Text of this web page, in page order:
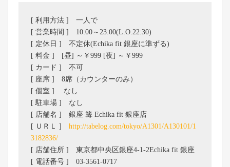
[ 利用方法 ] 一人で
[ 営業時間 ] 10:00～23:00(L.O.22:30)
[ 定休日 ] 不定休(Echika fit 銀座に準ずる)
[ 料金 ] [昼] ～￥999 [夜] ～￥999
[ カード ] 不可
[ 座席 ] 8席（カウンターのみ）
[ 個室 ] なし
[ 駐車場 ] なし
[ 店舗名 ] 銀座 篝 Echika fit 銀座店
[ ＵＲＬ ] http://tabelog.com/tokyo/A1301/A130101/1
3182836/
[ 店舗住所 ] 東京都中央区銀座4-1-2Echika fit 銀座
[ 電話番号 ] 03-3561-0717